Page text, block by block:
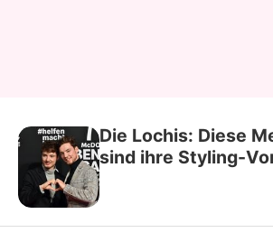
Die Lochis: Diese
sind ihre Styling-